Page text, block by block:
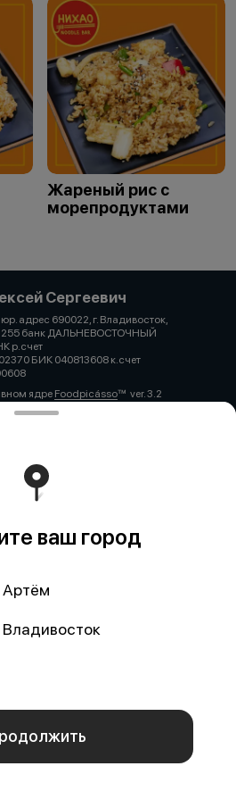
нашейполитике
Жареный рис с
морепродуктами
Сергеевич
адрес 690022, г. Владивосток,
255 банк ДАЛЬНЕВОСТОЧНЫЙ
р.счет
БИК 040813608 к.счет
ядре Foodpicássover. 3.2
оферта
ваш город
Артём
Владивосток